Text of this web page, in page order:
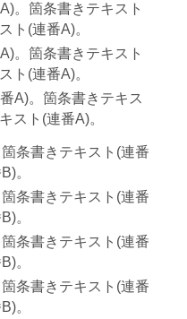
。箇条書きテキスト
ト(連番A)。
。箇条書きテキスト
ト(連番A)。
A)。箇条書きテキス
スト(連番A)。
条書きテキスト(連番
。
条書きテキスト(連番
。
条書きテキスト(連番
。
条書きテキスト(連番
。